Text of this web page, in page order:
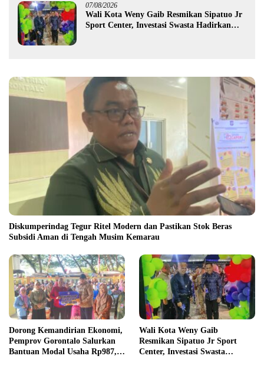
07/08/2026
Wali Kota Weny Gaib Resmikan Sipatuo Jr
Sport Center, Investasi Swasta Hadirkan
Diskumperindag Tegur Ritel Modern dan Pastikan Stok Beras
Subsidi Aman di Tengah Musim Kemarau
Dorong Kemandirian Ekonomi,
Pemprov Gorontalo Salurkan
Bantuan Modal Usaha Rp987,5
Wali Kota Weny Gaib
Resmikan Sipatuo Jr Sport
Center, Investasi Swasta